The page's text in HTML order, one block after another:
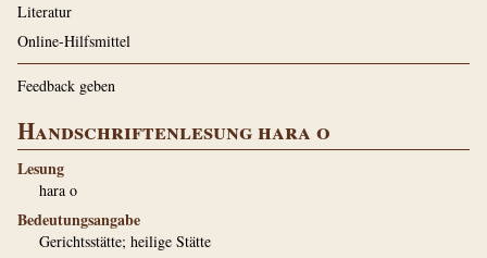
Literatur
Online-Hilfsmittel
Feedback geben
Handschriftenlesung hara o
Lesung
hara o
Bedeutungsangabe
Gerichtsstätte; heilige Stätte